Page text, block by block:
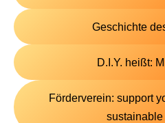
Geschichte
D.I.Y. heißt:
Förderverein: support
sustainable